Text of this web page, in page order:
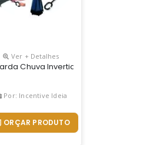
De Aço, Pegador E Bico
Ver + Detalhes
Chuva Invertido, Novidade,
Por: Incentive Ideia
ORÇAR PRODUTO